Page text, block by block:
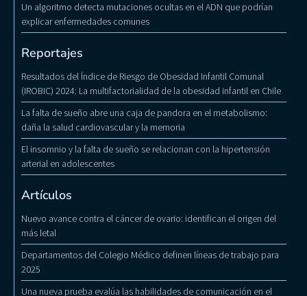
Un algoritmo detecta mutaciones ocultas en el ADN que podrían
explicar enfermedades comunes
Reportajes
Resultados del Índice de Riesgo de Obesidad Infantil Comunal
(IROBIC) 2024: La multifactorialidad de la obesidad infantil en Chile
La falta de sueño abre una caja de pandora en el metabolismo:
daña la salud cardiovascular y la memoria
El insomnio y la falta de sueño se relacionan con la hipertensión
arterial en adolescentes
Artículos
Nuevo avance contra el cáncer de ovario: identifican el origen del
más letal
Departamentos del Colegio Médico definen líneas de trabajo para
2025
Una nueva prueba evalúa las habilidades de comunicación en el